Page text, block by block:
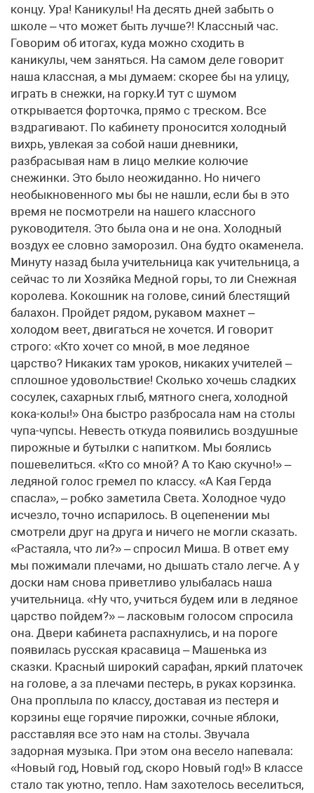
концу. Ура! Каникулы! На десять дней забыть о
школе – что может быть лучше?! Классный час.
Говорим об итогах, куда можно сходить в
каникулы, чем заняться. На самом деле говорит
наша классная, а мы думаем: скорее бы на улицу,
играть в снежки, на горку.И тут с шумом
открывается форточка, прямо с треском. Все
вздрагивают. По кабинету проносится холодный
вихрь, увлекая за собой наши дневники,
разбрасывая нам в лицо мелкие колючие
снежинки. Это было неожиданно. Но ничего
необыкновенного мы бы не нашли, если бы в это
время не посмотрели на нашего классного
руководителя. Это была она и не она. Холодный
воздух ее словно заморозил. Она будто окаменела.
Минуту назад была учительница как учительница, а
сейчас то ли Хозяйка Медной горы, то ли Снежная
королева. Кокошник на голове, синий блестящий
балахон. Пройдет рядом, рукавом махнет –
холодом веет, двигаться не хочется. И говорит
строго: «Кто хочет со мной, в мое ледяное
царство? Никаких там уроков, никаких учителей –
сплошное удовольствие! Сколько хочешь сладких
сосулек, сахарных глыб, мятного снега, холодной
кока-колы!» Она быстро разбросала нам на столы
чупа-чупсы. Невесть откуда появились воздушные
пирожные и бутылки с напитком. Мы боялись
пошевелиться. «Кто со мной? А то Каю скучно!» –
ледяной голос гремел по классу. «А Кая Герда
спасла», – робко заметила Света. Холодное чудо
исчезло, точно испарилось. В оцепенении мы
смотрели друг на друга и ничего не могли сказать.
«Растаяла, что ли?» – спросил Миша. В ответ ему
мы пожимали плечами, но дышать стало легче. А у
доски нам снова приветливо улыбалась наша
учительница. «Ну что, учиться будем или в ледяное
царство пойдем?» – ласковым голосом спросила
она. Двери кабинета распахнулись, и на пороге
появилась русская красавица – Машенька из
сказки. Красный широкий сарафан, яркий платочек
на голове, а за плечами пестерь, в руках корзинка.
Она проплыла по классу, доставая из пестеря и
корзины еще горячие пирожки, сочные яблоки,
расставляя все это нам на столы. Звучала
задорная музыка. При этом она весело напевала:
«Новый год, Новый год, скоро Новый год!» В классе
стало так уютно, тепло. Нам захотелось веселиться,